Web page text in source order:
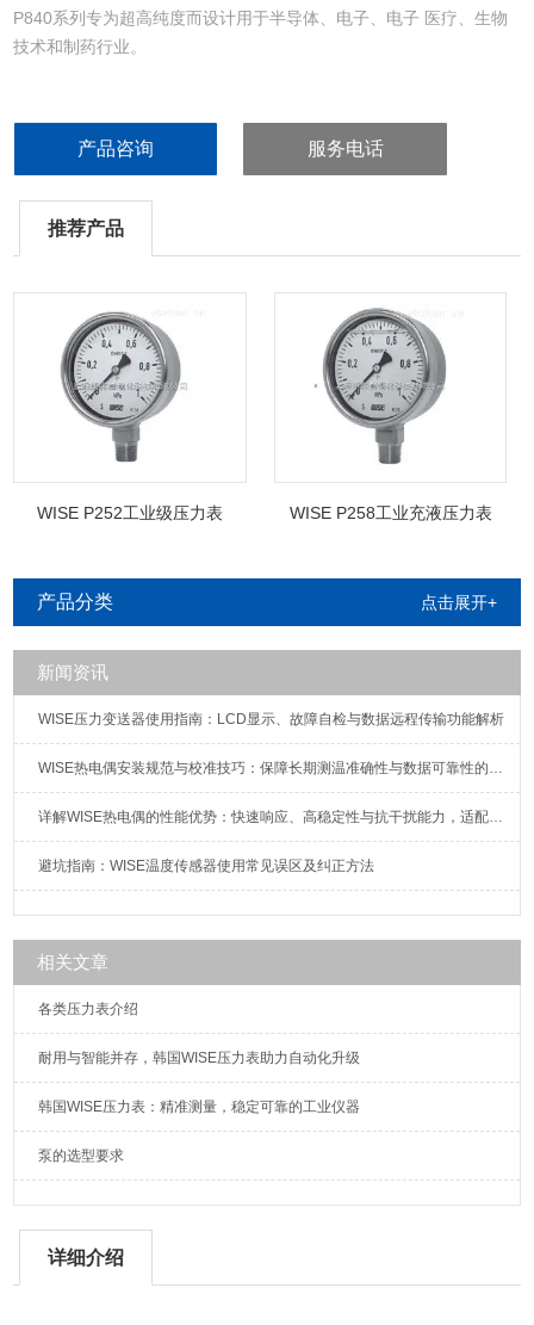
P840系列专为超高纯度而设计用于半导体、电子、电子 医疗、生物
技术和制药行业。
产品咨询 服务电话
推荐产品
WISE P252工业级压力表 WISE P258工业充液压力表
产品分类 点击展开+
新闻资讯
WISE压力变送器使用指南：LCD显示、故障自检与数据远程传输功能解析
WISE热电偶安装规范与校准技巧：保障长期测温准确性与数据可靠性的系统方案
详解WISE热电偶的性能优势：快速响应、高稳定性与抗干扰能力，适配复杂工况需求
避坑指南：WISE温度传感器使用常见误区及纠正方法
相关文章
各类压力表介绍
耐用与智能并存，韩国WISE压力表助力自动化升级
韩国WISE压力表：精准测量，稳定可靠的工业仪器
泵的选型要求
详细介绍